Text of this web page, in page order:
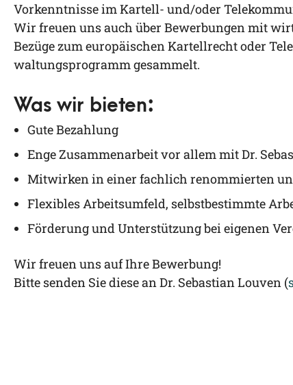
Vor­kennt­nis­se im Kar­tell- und/​oder
Wir freu­en uns auch über Bewer­bun­gen mit
Bezü­ge zum euro­päi­schen Kar­tell­recht oder
wal­tungs­pro­gramm gesammelt.
Was wir bieten:
Gute Bezah­lung
Enge Zusam­men­ar­beit vor allem mit Dr.
Mit­wir­ken in einer fach­lich renom­mier­ten
Fle­xi­bles Arbeits­um­feld, selbst­be­stimm­te
För­de­rung und Unter­stüt­zung bei eige­nen
Wir freu­en uns auf Ihre Bewer­bung!
Bit­te sen­den Sie die­se an Dr. Sebas­ti­an Lou­ven (